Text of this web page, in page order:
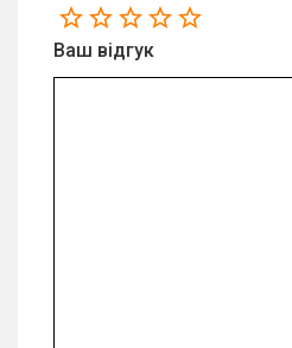
Ваш відгук